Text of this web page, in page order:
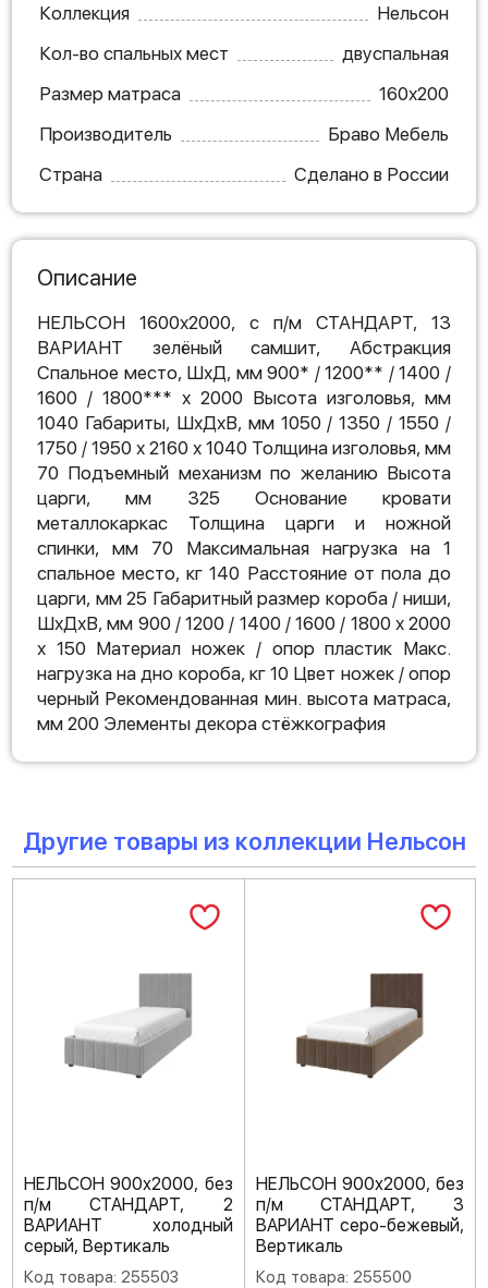
Коллекция
Нельсон
Кол-во спальных мест
двуспальная
Размер матраса
160х200
Производитель
Браво Мебель
Страна
Сделано в России
Описание
НЕЛЬСОН 1600х2000, с п/м СТАНДАРТ, 13
ВАРИАНТ зелёный самшит, Абстракция
Спальное место, ШхД, мм 900* / 1200** / 1400 /
1600 / 1800*** х 2000 Высота изголовья, мм
1040 Габариты, ШхДхВ, мм 1050 / 1350 / 1550 /
1750 / 1950 х 2160 х 1040 Толщина изголовья, мм
70 Подъемный механизм по желанию Высота
царги, мм 325 Основание кровати
металлокаркас Толщина царги и ножной
спинки, мм 70 Максимальная нагрузка на 1
спальное место, кг 140 Расстояние от пола до
царги, мм 25 Габаритный размер короба / ниши,
ШхДхВ, мм 900 / 1200 / 1400 / 1600 / 1800 х 2000
х 150 Материал ножек / опор пластик Макс.
нагрузка на дно короба, кг 10 Цвет ножек / опор
черный Рекомендованная мин. высота матраса,
мм 200 Элементы декора стёжкография
Другие товары из коллекции Нельсон
НЕЛЬСОН 900х2000, без
п/м СТАНДАРТ, 2
ВАРИАНТ холодный
серый, Вертикаль
Код товара: 255503
НЕЛЬСОН 900х2000, без
п/м СТАНДАРТ, 3
ВАРИАНТ серо-бежевый,
Вертикаль
Код товара: 255500